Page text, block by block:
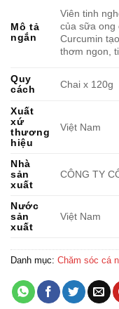
Mô tả
ngắn
Viên tinh
của sữa ong
Curcumin
thơm ngon,
Quy
cách
Chai x 120g
Xuất
xứ
thương
hiệu
Việt Nam
Nhà
sản
xuất
CÔNG TY
Nước
sản
xuất
Việt Nam
Danh mục: Chăm sóc cá